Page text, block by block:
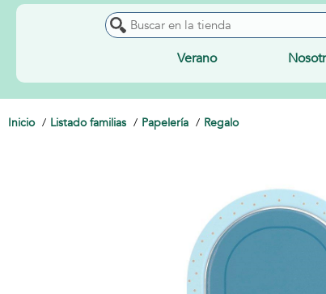
Verano
Inicio Listado familias Papelería Regalo